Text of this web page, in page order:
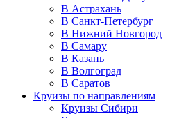
В Астрахань
В Санкт-Петербург
В Нижний Новгород
В Самару
В Казань
В Волгоград
В Саратов
Круизы по направлениям
Круизы Сибири